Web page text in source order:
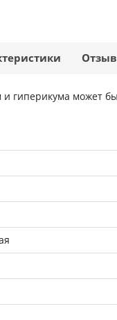
и гиперикума может